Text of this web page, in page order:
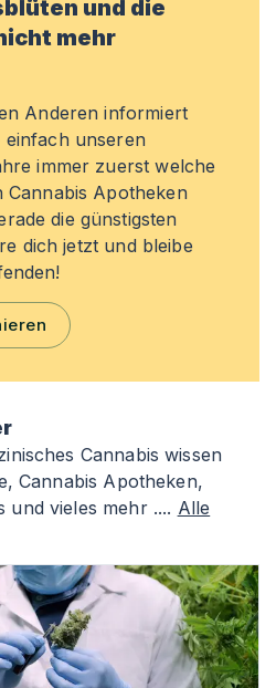
und die
mehr
Anderen informiert
unseren
immer zuerst welche
Cannabis Apotheken
die günstigsten
dich jetzt und bleibe
Cannabis wissen
Cannabis Apotheken,
und vieles mehr .... Alle